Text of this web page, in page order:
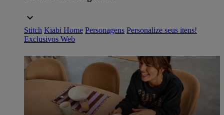
Stitch Kiabi Home Personagens Personalize seus itens!
Exclusivos Web